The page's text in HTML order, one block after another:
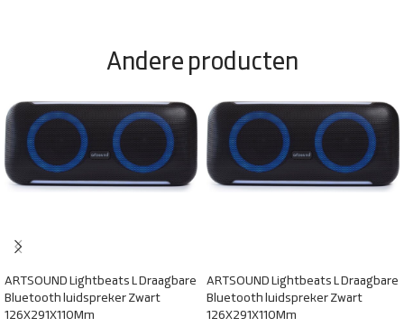
Andere producten
ARTSOUND Lightbeats L Draagbare
Bluetooth luidspreker Zwart
126X291X110Mm
ARTSOUND Lightbeats L Draagbare
Bluetooth luidspreker Zwart
126X291X110Mm